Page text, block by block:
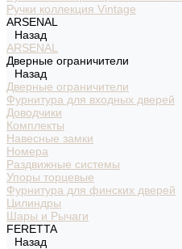
Ручки коллекция Vintage
ARSENAL
Назад
ARSENAL
Дверные ограничители
Назад
Дверные ограничители
Фурнитура для входных дверей
Доводчики
Комплекты
Навесные замки
Номера
Раздвижные системы
Упоры торцевые
Фурнитура для финских дверей
Цилиндры
Шары и Рычаги
FERETTA
Назад